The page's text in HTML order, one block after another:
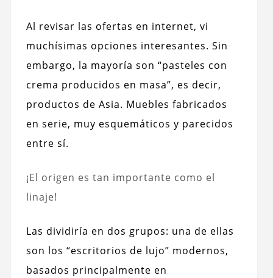
Al revisar las ofertas en internet, vi
muchísimas opciones interesantes. Sin
embargo, la mayoría son “pasteles con
crema producidos en masa”, es decir,
productos de Asia. Muebles fabricados
en serie, muy esquemáticos y parecidos
entre sí.
¡El origen es tan importante como el
linaje!
Las dividiría en dos grupos: una de ellas
son los “escritorios de lujo” modernos,
basados principalmente en